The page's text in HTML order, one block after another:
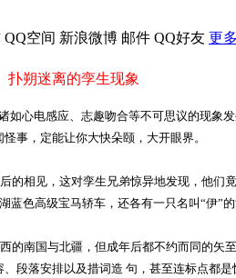
QQ空间 新浪微博 邮件 QQ好友 更多
扑朔迷离的孪生现象
心电感应、志趣吻合等不可思议的现象
事，定能让你大快朵颐，大开眼界。
相见，这对孪生兄弟惊异地发现，他们
色高级宝马轿车，还各有一只名叫“伊”
南国与北疆，但成年后都不约而同的矢
段落安排以及措词造 句，甚至连标点都